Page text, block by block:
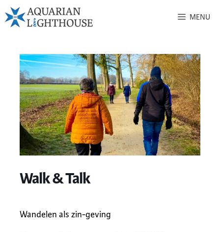
MENU
Walk & Talk
Wandelen als zin-geving